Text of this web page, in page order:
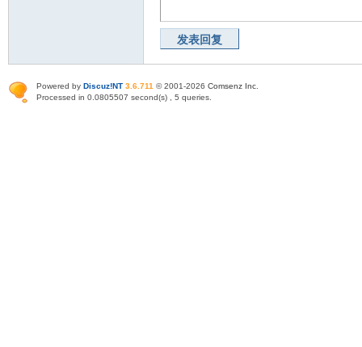
发表回复
Powered by Discuz!NT 3.6.711 © 2001-2026 Comsenz Inc
Processed in 0.0805507 second(s) , 5 queries.